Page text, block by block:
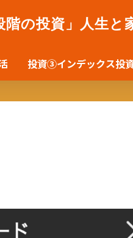
階の投資」人生
投資③インデックス投